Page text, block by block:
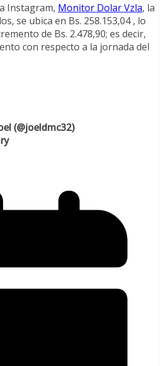
Instagram, Monitor Dolar Vzla, la
se ubica en Bs. 258.153,04 , lo
de Bs. 2.478,90; es decir,
con respecto a la jornada del
(@joeldmc32)